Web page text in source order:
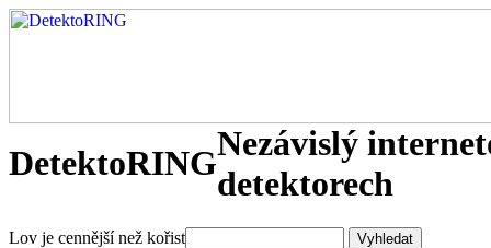
DetektoRINGNezávislý
detektorech
Lov je cennější než kořist